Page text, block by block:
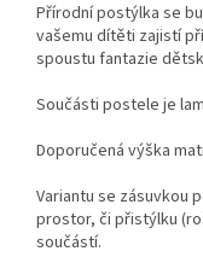
Přírodní postýlka se
vašemu dítěti zajistí
spoustu fantazie
Součásti postele je
Doporučená výška
Variantu se zásuvkou
prostor, či přistýlku
součástí.